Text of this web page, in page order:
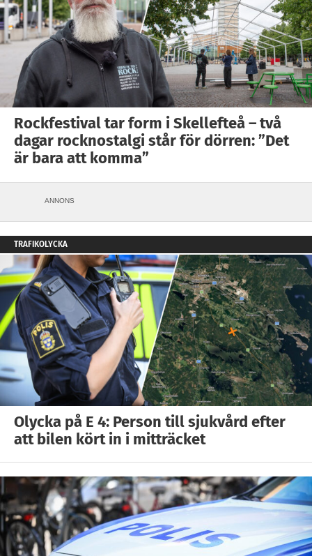
Rockfestival tar form i Skellefteå – två
dagar rocknostalgi står för dörren: ”Det
är bara att komma”
ANNONS
TRAFIKOLYCKA
Olycka på E 4: Person till sjukvård efter
att bilen kört in i mitträcket